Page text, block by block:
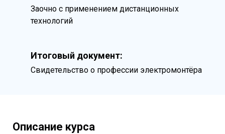
Заочно с применением дистанционных
технологий
Итоговый документ:
Свидетельство о профессии электромонтёра
Описание курса